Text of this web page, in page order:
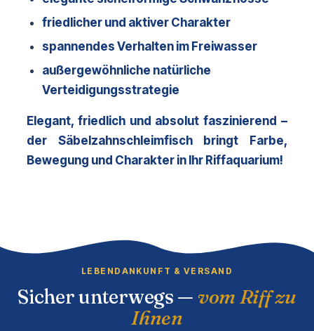
friedlicher und aktiver Charakter
spannendes Verhalten im Freiwasser
außergewöhnliche natürliche
Verteidigungsstrategie
Elegant, friedlich und absolut faszinierend –
der Säbelzahnschleimfisch bringt Farbe,
Bewegung und Charakter in Ihr Riffaquarium!
LEBENDANKUNFT & VERSAND
Sicher unterwegs — vom Riff zu
Ihnen